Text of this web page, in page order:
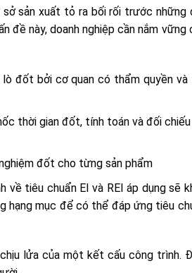
sở sản xuất tỏ ra bối rối trước những
đề này, doanh nghiệp cần nắm vững
đốt bởi cơ quan có thẩm quyền và
thời gian đốt, tính toán và đối
đốt cho từng sản phẩm
tiêu chuẩn EI và REI áp dụng sẽ
hạng mục để có thể đáp ứng tiêu
lửa của một kết cấu công trình.